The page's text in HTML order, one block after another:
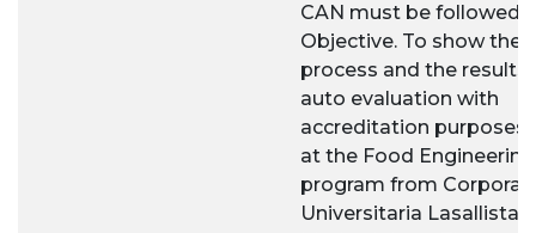
CAN must be followed.
Objective. To show the
process and the results
auto evaluation with
accreditation purposes
at the Food Engineering
program from
Universitaria Lasallista.